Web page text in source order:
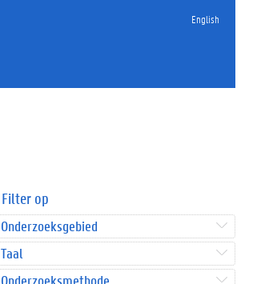
English
Filter op
Onderzoeksgebied
Taal